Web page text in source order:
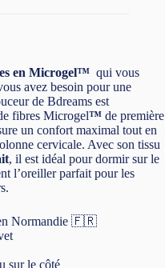
en Microgel™ qui vous
avez besoin pour une
de Bdreams est
fibres Microgel™ de première
un confort maximal tout en
cervicale. Avec son tissu
, il est idéal pour dormir sur le
l’oreiller parfait pour les
Normandie 🇫🇷
sur le côté